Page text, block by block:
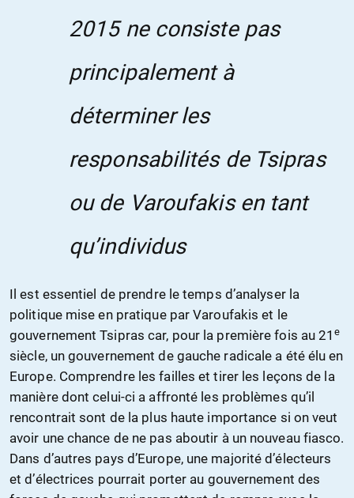
2015 ne consiste pas
principalement à
déterminer les
responsabilités de Tsipras
ou de Varoufakis en tant
qu’individus
Il est essentiel de prendre le temps d’analyser la
politique mise en pratique par Varoufakis et le
gouvernement Tsipras car, pour la première fois au 21e
siècle, un gouvernement de gauche radicale a été élu en
Europe. Comprendre les failles et tirer les leçons de la
manière dont celui-ci a affronté les problèmes qu’il
rencontrait sont de la plus haute importance si on veut
avoir une chance de ne pas aboutir à un nouveau fiasco.
Dans d’autres pays d’Europe, une majorité d’électeurs
et d’électrices pourrait porter au gouvernement des